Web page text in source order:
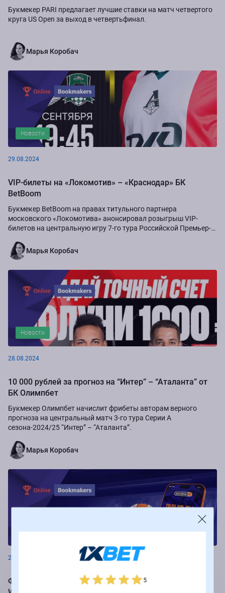
Букмекер PARI предлагает лучшие ставки на матч четвертого
круга US Open за выход в четвертьфинал.
Марья Коробач
Новости
29.08.2024
VIP-билеты на «Локомотив» – «Краснодар» БК
BetBoom
Букмекер BetBoom на правах титульного партнера
московского «Локомотива» анонсировал розыгрыш VIP-
билетов на центральную игру 7-го тура Российской Премьер-
Марья Коробач
Новости
28.08.2024
10 000 рублей за прогноз на “Интер” – “Аталанта” от
БК Олимпбет
Букмекер Олимпбет начислит фрибеты авторам верного
прогноза на центральный матч 3-го тура Серии А
сезона-2024/25 “Интер” – “Аталанта”.
Марья Коробач
Новости
26.08.2024
Фрибеты до 250 000 рублей за ставки на РПЛ от БК
5